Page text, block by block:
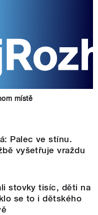
místě
Palec ve stínu.
vyšetřuje vraždu
stovky tisíc, děti na
se to i dětského